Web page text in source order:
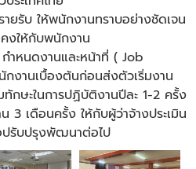
ยรับ ให้พนักงานทราบอย่างชัดเจน
งให้กับพนักงาน
ำหนดงานและหน้าที่ ( Job
งานเบื้องต้นก่อนส่งตัวเริ่มงาน
กษะในการปฏิบัติงานปีละ 1-2 ครั้ง
น 3 เดือนครั้ง ให้กับผู้ว่าจ้างประเมิน
รับปรุงพัฒนาต่อไป